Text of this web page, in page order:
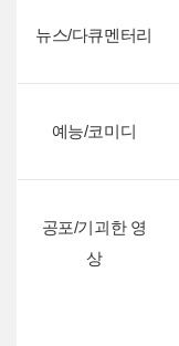
뉴스/다큐멘터리
예능/코미디
공포/기괴한 영
상